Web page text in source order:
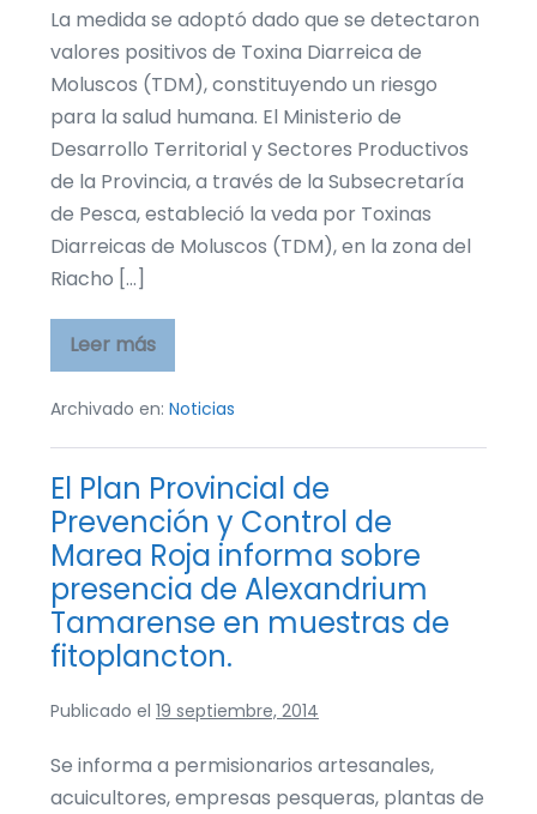
La medida se adoptó dado que se detectaron
valores positivos de Toxina Diarreica de
Moluscos (TDM), constituyendo un riesgo
para la salud humana. El Ministerio de
Desarrollo Territorial y Sectores Productivos
de la Provincia, a través de la Subsecretaría
de Pesca, estableció la veda por Toxinas
Diarreicas de Moluscos (TDM), en la zona del
Riacho […]
Leer más
El
Gobierno
Chubut
vedar
extracción
de
almeja
rayada
en
el
Riacho
Archivado en: Noticias
El Plan Provincial de
Prevención y Control de
Marea Roja informa sobre
presencia de Alexandrium
Tamarense en muestras de
fitoplancton.
Publicado el 19 septiembre, 2014
Se informa a permisionarios artesanales,
acuicultores, empresas pesqueras, plantas de